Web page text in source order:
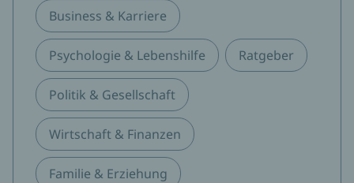
Business & Karriere
Psychologie & Lebenshilfe Ratgeber
Politik & Gesellschaft
Wirtschaft & Finanzen
Familie & Erziehung